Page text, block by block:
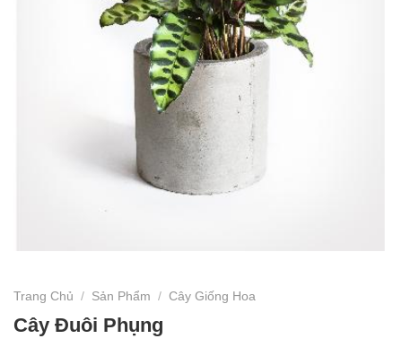
Trang Chủ / Sản Phẩm / Cây Giống Hoa
Cây Đuôi Phụng